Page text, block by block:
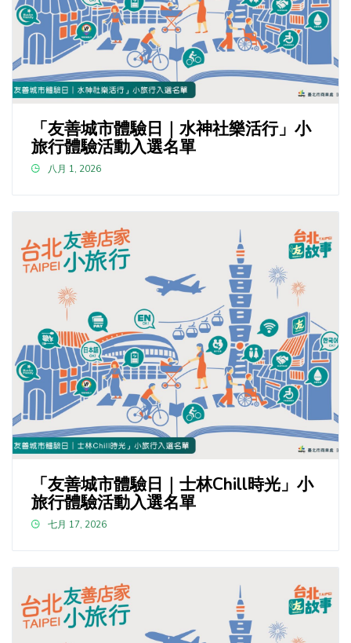
「友善城市體驗日｜水神社樂活行」小
旅行體驗活動入選名單
八月 1, 2026
「友善城市體驗日｜士林Chill時光」小
旅行體驗活動入選名單
七月 17, 2026